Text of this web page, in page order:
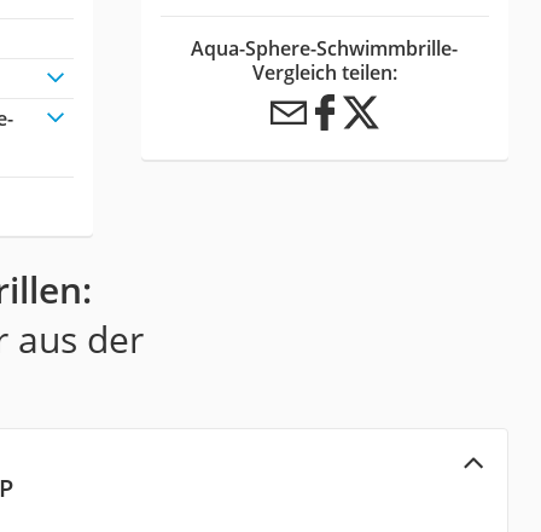
Aqua-Sphere-Schwimmbrille-
Vergleich teilen:
aus der